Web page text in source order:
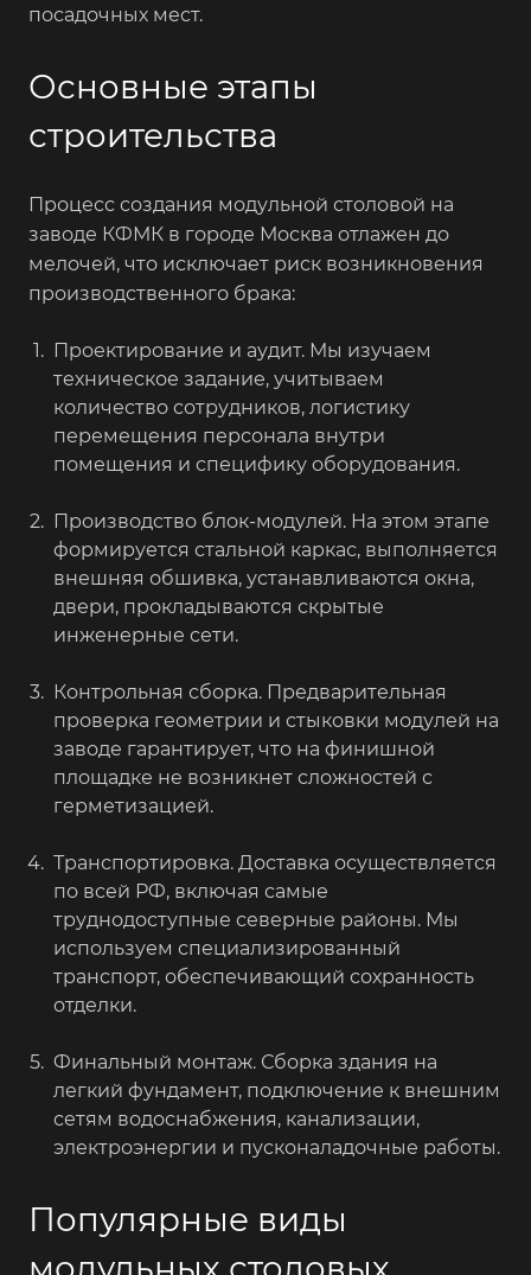
посадочных мест.
Основные этапы
строительства
Процесс создания модульной столовой на
заводе КФМК в городе Москва отлажен до
мелочей, что исключает риск возникновения
производственного брака:
Проектирование и аудит. Мы изучаем
техническое задание, учитываем
количество сотрудников, логистику
перемещения персонала внутри
помещения и специфику оборудования.
Производство блок-модулей. На этом этапе
формируется стальной каркас, выполняется
внешняя обшивка, устанавливаются окна,
двери, прокладываются скрытые
инженерные сети.
Контрольная сборка. Предварительная
проверка геометрии и стыковки модулей на
заводе гарантирует, что на финишной
площадке не возникнет сложностей с
герметизацией.
Транспортировка. Доставка осуществляется
по всей РФ, включая самые
труднодоступные северные районы. Мы
используем специализированный
транспорт, обеспечивающий сохранность
отделки.
Финальный монтаж. Сборка здания на
легкий фундамент, подключение к внешним
сетям водоснабжения, канализации,
электроэнергии и пусконаладочные работы.
Популярные виды